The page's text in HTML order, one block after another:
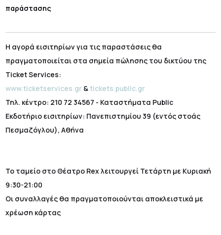
παράστασης
Η αγορά εισιτηρίων για τις παραστάσεις θα
πραγματοποιείται στα σημεία πώλησης του δικτύου της
Ticket Services:
www.ticketservices.gr &tickets.public.gr
Τηλ. κέντρο: 210 72 34567 - Καταστήματα Public
Εκδοτήριο εισιτηρίων: Πανεπιστημίου 39 (εντός στοάς
Πεσμαζόγλου), Αθήνα
Το ταμείο στο Θέατρο Rex λειτουργεί Τετάρτη με Κυριακή
9:30-21:00
Οι συναλλαγές θα πραγματοποιούνται αποκλειστικά με
χρέωση κάρτας